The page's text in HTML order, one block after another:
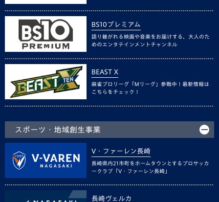
BS10プレミアム
語り継がれる映画や音楽をお届けする、大人のた
めのエンタテインメントチャンネル
BEAST X
麻雀プロリーグ「Mリーグ」参戦中！最新情報は
こちらをチェック！
スポーツ・地域創生事業
V・ファーレン長崎
長崎県内21市町をホームタウンとするプロサッカ
ークラブ「V・ファーレン長崎」
長崎ヴェルカ